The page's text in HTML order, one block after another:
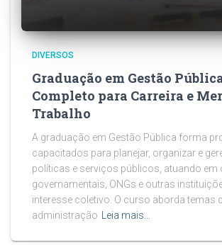
DIVERSOS
Graduação em Gestão
Completo para Carreira e
Trabalho
A graduação em Gestão Pública forma
capacitados para planejar, organizar e
políticas e serviços públicos, atuando em
governamentais, ONGs e outras
interesse coletivo. O curso aborda temas
administração Leia mais…